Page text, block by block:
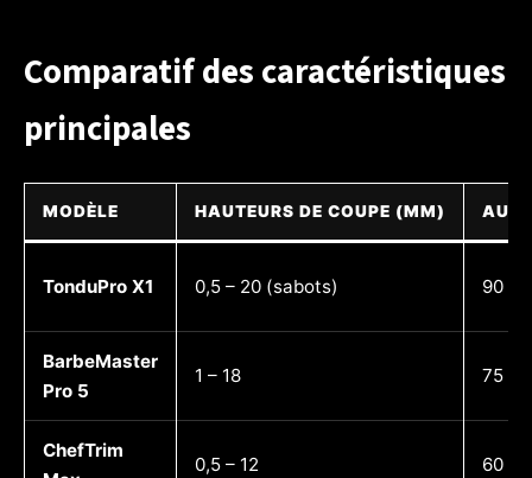
Comparatif des caractéristiques
principales
MODÈLE HAUTEURS DE COUPE (MM)
TonduPro X1 0,5 – 20 (sabots) 90
BarbeMaster
Pro 5
1 – 18 75
ChefTrim
0,5 – 12 60